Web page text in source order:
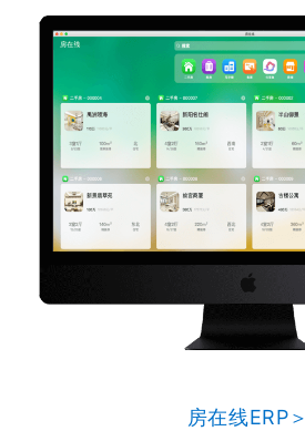
房在线ERP＞